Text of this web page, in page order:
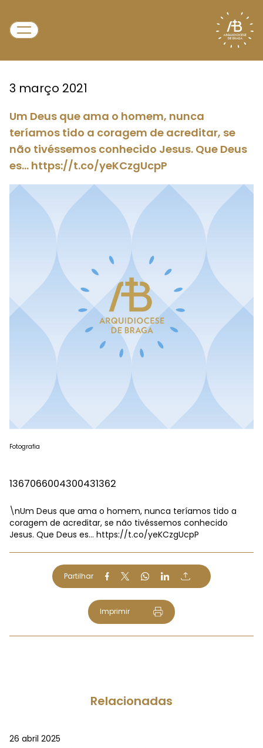
3 março 2021
Um Deus que ama o homem, nunca
teríamos tido a coragem de acreditar, se
não tivéssemos conhecido Jesus. Que Deus
es… https://t.co/yeKCzgUcpP
Fotografia
1367066004300431362
\nUm Deus que ama o homem, nunca teríamos tido a
coragem de acreditar, se não tivéssemos conhecido
Jesus. Que Deus es… https://t.co/yeKCzgUcpP
Partilhar
Imprimir
Relacionadas
26 abril 2025